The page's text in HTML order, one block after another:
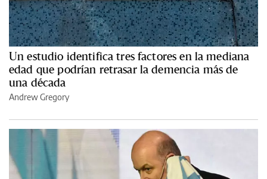
Un estudio identifica tres factores en la mediana
edad que podrían retrasar la demencia más de
una década
Andrew Gregory